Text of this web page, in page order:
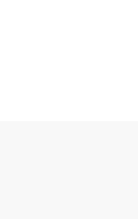
excêntrica tripla